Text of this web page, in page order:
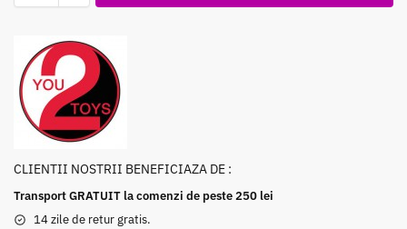
CLIENTII NOSTRII BENEFICIAZA DE :
Transport GRATUIT la comenzi de peste 250 lei
14 zile de retur gratis.